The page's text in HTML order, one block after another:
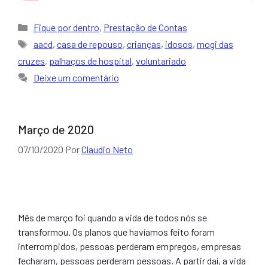
Categorias
Fique por dentro, Prestação de Contas
Tags
aacd, casa de repouso, crianças, idosos, mogi das
cruzes, palhaços de hospital, voluntariado
Deixe um comentário
Março de 2020
07/10/2020 PorClaudio Neto
Mês de março foi quando a vida de todos nós se
transformou. Os planos que havíamos feito foram
interrompidos, pessoas perderam empregos, empresas
fecharam, pessoas perderam pessoas. A partir daí, a vida